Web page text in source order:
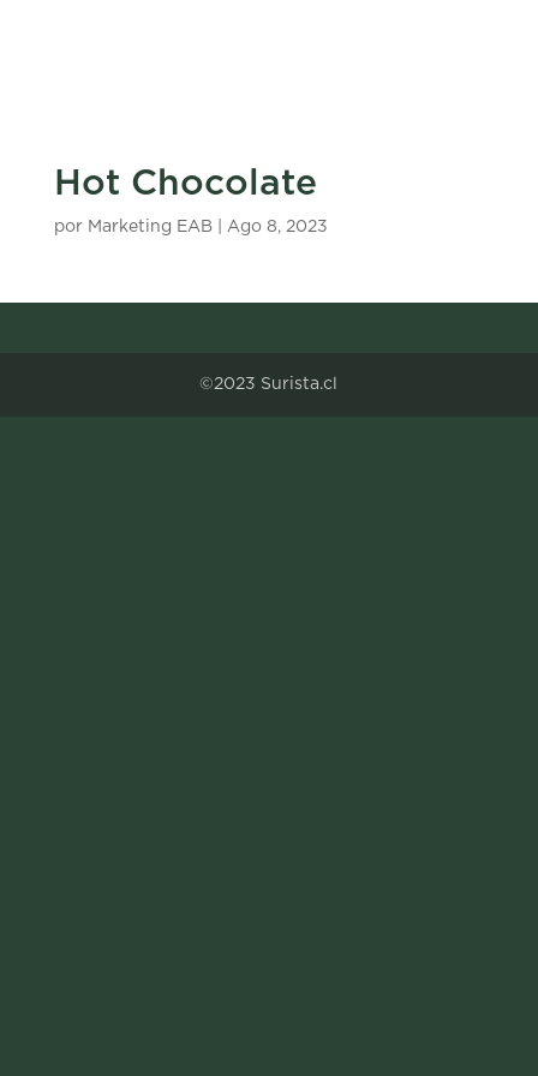
Hot Chocolate
por Marketing EAB| Ago 8, 2023
©2023 Surista.cl